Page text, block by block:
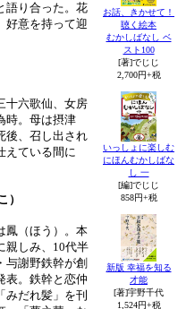
語り合った。花
好意を持って迎
十六歌仙、女房
時。母は摂津
後、召し出され
えている間に
）
鳳（ほう）。本
親しみ、10代半
与謝野鉄幹が創
表。鉄幹と恋仲
みだれ髪」を刊
お話、きかせて！
聴く絵本
むかしばなし ベ
スト100
[著]でじじ
2,700円+税
いっしょに楽しむ
にほんむかしばな
し 一
[編]でじじ
858円+税
新版 幸福を知る
才能
[著]宇野千代
1,524円+税